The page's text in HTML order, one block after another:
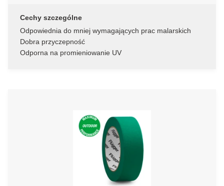
Cechy szczególne
Odpowiednia do mniej wymagających prac malarskich
Dobra przyczepność
Odporna na promieniowanie UV